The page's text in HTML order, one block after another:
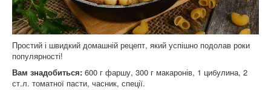
Простий і швидкий домашній рецепт, який успішно подолав роки
популярності!
Вам знадобиться: 600 г фаршу, 300 г макаронів, 1 цибулина, 2
ст.л. томатної пасти, часник, спеції.